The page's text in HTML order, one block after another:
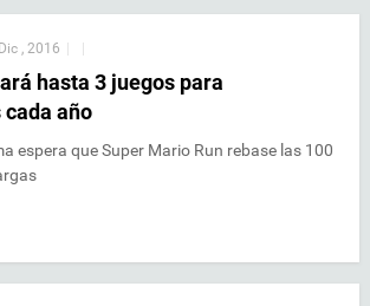
, 2016
hasta 3 juegos para
año
espera que Super Mario Run rebase las 100